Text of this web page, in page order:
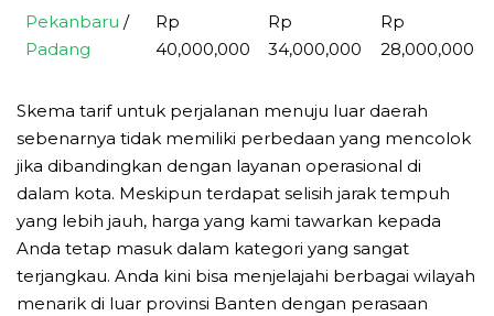
Pekanbaru /
Padang
Rp
40,000,000
Rp
34,000,000
Rp
28,000,000
Skema tarif untuk perjalanan menuju luar daerah
sebenarnya tidak memiliki perbedaan yang mencolok
jika dibandingkan dengan layanan operasional di
dalam kota. Meskipun terdapat selisih jarak tempuh
yang lebih jauh, harga yang kami tawarkan kepada
Anda tetap masuk dalam kategori yang sangat
terjangkau. Anda kini bisa menjelajahi berbagai wilayah
menarik di luar provinsi Banten dengan perasaan